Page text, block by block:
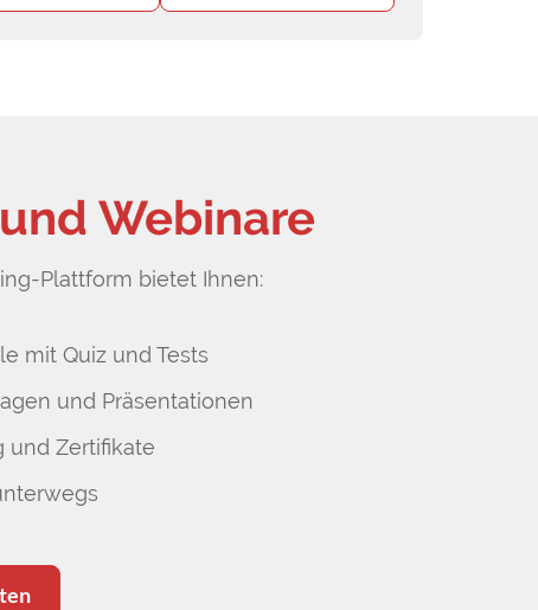
Webinare
Plattform bietet Ihnen:
mit Quiz und Tests
und Präsentationen
und Zertifikate